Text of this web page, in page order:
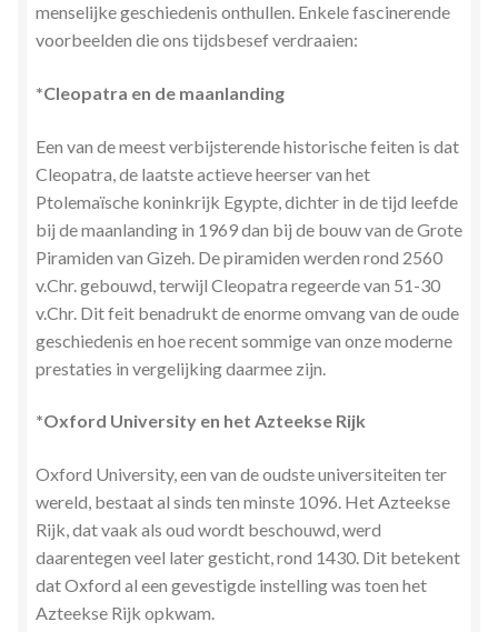
Transactionele Analyse
Verbinden en Transformeren met 17 Archeia en hun
Webshop
Wie ben ik
Winkel
Winkelwagen
Zielsgeoriënteerde Jobcoaching
menselijke geschiedenis onthullen. Enkele fascinerende
voorbeelden die ons tijdsbesefverdraaien:
*Cleopatra en de maanlanding
Een van de meest verbijsterende historische feiten is dat
Cleopatra, de laatste actieve heerser van het
Ptolemaïsche koninkrijk Egypte, dichter in de tijd leefde
bij de maanlanding in 1969 dan bij de bouw van de Grote
Piramiden van Gizeh. De piramiden werden rond 2560
v.Chr. gebouwd, terwijl Cleopatra regeerde van 51-30
v.Chr. Dit feit benadrukt de enorme omvang van de oude
geschiedenis en hoe recent sommige van onze moderne
prestaties in vergelijking daarmee zijn.
*Oxford University en het Azteekse Rijk
Oxford University, een van de oudste universiteiten ter
wereld, bestaat al sinds ten minste 1096. Het Azteekse
Rijk, dat vaak als oud wordt beschouwd, werd
daarentegen veel later gesticht, rond 1430. Dit betekent
dat Oxford al een gevestigde instelling was toen het
Azteekse Rijk opkwam.